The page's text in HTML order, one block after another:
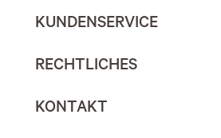
KUNDENSERVICE
RECHTLICHES
KONTAKT